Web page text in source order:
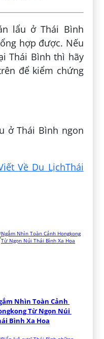
lẩu ở Thái Bình
hợp được. Nếu
Thái Bình thì hãy
để kiểm chứng
ở Thái Bình ngon
Về Du LịchThái
Nhìn Toàn Cảnh
Từ Ngọn Núi
Bình Xa Hoa